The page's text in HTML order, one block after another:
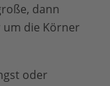
dann
um die Körner
oder